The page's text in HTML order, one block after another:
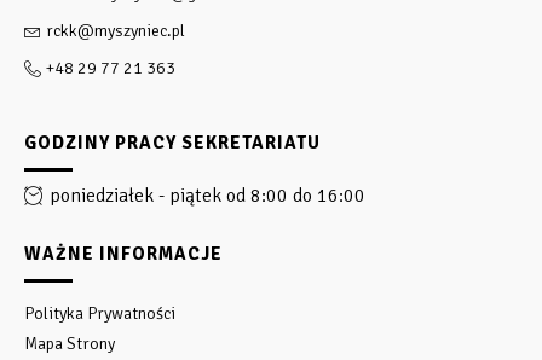
rckk@myszyniec.pl
+48 29 77 21 363
GODZINY PRACY SEKRETARIATU
poniedziałek - piątek od 8:00 do 16:00
WAŻNE INFORMACJE
Polityka Prywatności
Mapa Strony